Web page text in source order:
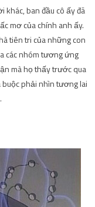
khác, ban đầu cô ấy đã
mơ của chính anh ấy.
tiên tri của những con
các nhóm tương ứng
mà họ thấy trước qua
phải nhìn tương lai